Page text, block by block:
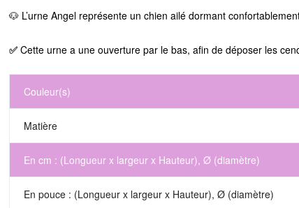
🐶 L’urne Angel représente un chien ailé dormant
✅ Cette urne a une ouverture par le bas, afin de déposer les
Couleur(s)
Matière
En cm : (Longueur x largeur x Hauteur), Ø (diamètre)
En pouce : (Longueur x largeur x Hauteur), Ø (diamètre)